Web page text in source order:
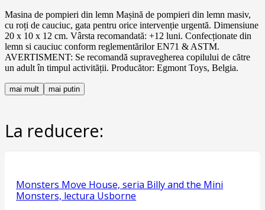
Masina de pompieri din lemn Mașină de pompieri din lemn masiv,
cu roți de cauciuc, gata pentru orice intervenție urgentă. Dimensiune
20 x 10 x 12 cm. Vârsta recomandată: +12 luni. Confecționate din
lemn si cauciuc conform reglementărilor EN71 & ASTM.
AVERTISMENT: Se recomandă supravegherea copilului de către
un adult în timpul activității. Producător: Egmont Toys, Belgia.
mai mult mai putin
La reducere:
Monsters Move House, seria Billy and the Mini
Monsters, lectura Usborne